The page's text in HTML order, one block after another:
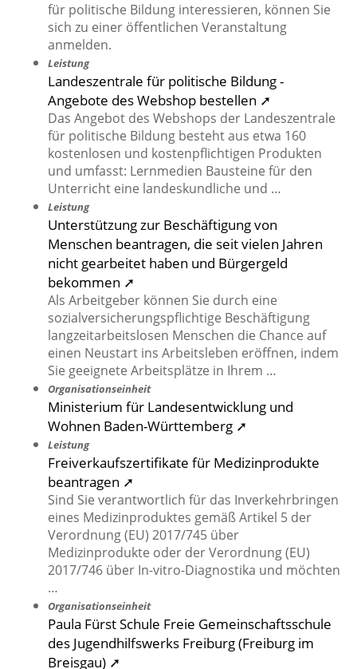
für politische Bildung interessieren, können Sie
sich zu einer öffentlichen Veranstaltung
anmelden.
Leistung
Landeszentrale für politische Bildung -
Angebote des Webshop bestellen ➚
Das Angebot des Webshops der Landeszentrale
für politische Bildung besteht aus etwa 160
kostenlosen und kostenpflichtigen Produkten
und umfasst: Lernmedien Bausteine für den
Unterricht eine landeskundliche und …
Leistung
Unterstützung zur Beschäftigung von
Menschen beantragen, die seit vielen Jahren
nicht gearbeitet haben und Bürgergeld
bekommen ➚
Als Arbeitgeber können Sie durch eine
sozialversicherungspflichtige Beschäftigung
langzeitarbeitslosen Menschen die Chance auf
einen Neustart ins Arbeitsleben eröffnen, indem
Sie geeignete Arbeitsplätze in Ihrem …
Organisationseinheit
Ministerium für Landesentwicklung und
Wohnen Baden-Württemberg ➚
Leistung
Freiverkaufszertifikate für Medizinprodukte
beantragen ➚
Sind Sie verantwortlich für das Inverkehrbringen
eines Medizinproduktes gemäß Artikel 5 der
Verordnung (EU) 2017/745 über
Medizinprodukte oder der Verordnung (EU)
2017/746 über In-vitro-Diagnostika und möchten
…
Organisationseinheit
Paula Fürst Schule Freie Gemeinschaftsschule
des Jugendhilfswerks Freiburg (Freiburg im
Breisgau) ➚